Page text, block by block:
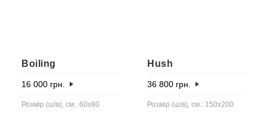
Boiling
16 000 грн.
Розмір (ш/в), см.: 60x80
Hush
36 800 грн.
Розмір (ш/в), см.: 150x200